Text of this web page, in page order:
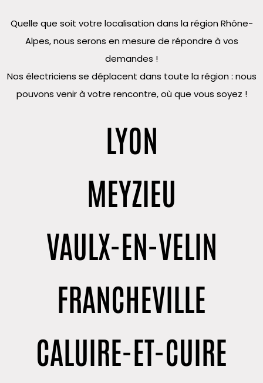
Quelle que soit votre localisation dans la région Rhône-
Alpes, nous serons en mesure de répondre à vos
demandes !
Nos électriciens se déplacent dans toute la région : nous
pouvons venir à votre rencontre, où que vous soyez !
LYON
MEYZIEU
VAULX-EN-VELIN
FRANCHEVILLE
CALUIRE-ET-CUIRE